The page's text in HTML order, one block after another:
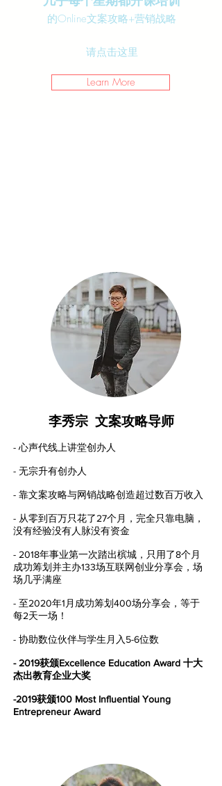
的Online文案攻略+营销战略
​请点击这里
Learn More
​李秀宗 文案攻略导师
- 心声代线上讲堂创办人
​- 无宗升有创办人
- 靠文案攻略与网销战略创造超过数百万收入
- 从零到百万只花了27个月，完全只靠电脑，
没有经验没有人脉没有资金
- 2018年事业第一次踏出槟城，只用了8个月
成功筹划并主办133场互联网创业分享会，场
场几乎满座
​- 至2020年1月成功筹划400场分享会，等于
每2天一场！
- 协助数位伙伴与学生月入5-6位数
- 2019获颁Excellence Education Award 十大
杰出教育企业大奖
​-2019获颁100 Most Influential Young
Entrepreneur Award